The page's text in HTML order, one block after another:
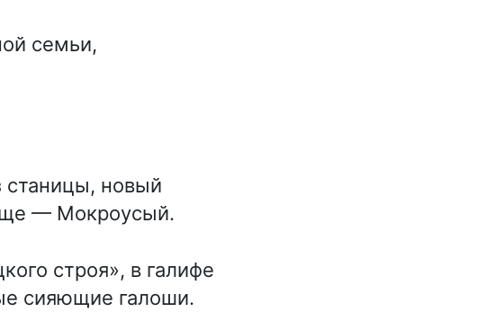
семьи,
новый
— Мокроусый.
строя», в галифе
сияющие галоши.